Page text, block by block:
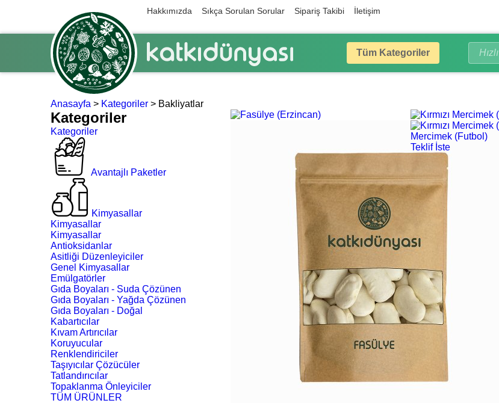
Hakkımızda Sıkça Sorulan Sorular Sipariş Takibi İletişim
Tüm Kategoriler
Anasayfa > Kategoriler > Bakliyatlar
Kategoriler
Kategoriler
Avantajlı Paketler
Kimyasallar
Kimyasallar
Kimyasallar
Antioksidanlar
Asitliği Düzenleyiciler
Genel Kimyasallar
Emülgatörler
Gıda Boyaları - Suda Çözünen
Gıda Boyaları - Yağda Çözünen
Gıda Boyaları - Doğal
Kabartıcılar
Kıvam Artırıcılar
Koruyucular
Renklendiriciler
Taşıyıcılar Çözücüler
Tatlandırıcılar
Topaklanma Önleyiciler
TÜM ÜRÜNLER
Mercimek (Futbol)
Teklif İste